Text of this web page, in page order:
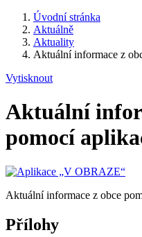
Úvodní stránka
Aktuálně
Aktuality
Aktuální informace z
Vytisknout
Aktuální
pomocí
Aktuální informace z obce
Přílohy